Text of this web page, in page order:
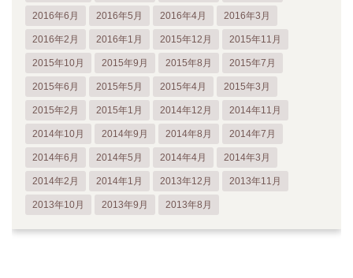
2016年6月 2016年5月 2016年4月 2016年3月
2016年2月 2016年1月 2015年12月 2015年11月
2015年10月 2015年9月 2015年8月 2015年7月
2015年6月 2015年5月 2015年4月 2015年3月
2015年2月 2015年1月 2014年12月 2014年11月
2014年10月 2014年9月 2014年8月 2014年7月
2014年6月 2014年5月 2014年4月 2014年3月
2014年2月 2014年1月 2013年12月 2013年11月
2013年10月 2013年9月 2013年8月